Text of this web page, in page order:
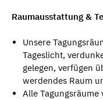
Raumausstattung &
Unsere
Tageslicht,
gelegen, verfügen
werdendes Raum
Alle Tagungsräume